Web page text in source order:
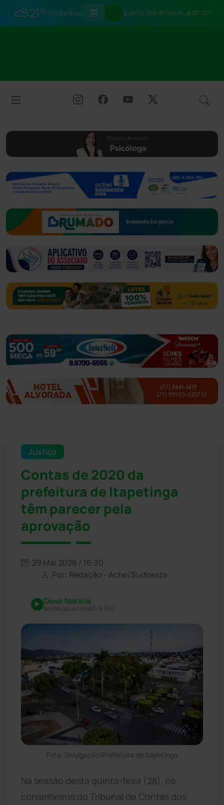
⛅21° Columbus 24° 92% 10km/h 30°/21°
Justiça
Contas de 2020 da
prefeitura de Itapetinga
têm parecer pela
aprovação
29 Mai 2026 / 16:30
Por: Redação - Achei Sudoeste
Ouvir Notícia
Narração automática (IA)
Foto: Divulgação/Prefeitura de Itapetinga
Na sessão desta quinta-feira (28), os
conselheiros do Tribunal de Contas dos